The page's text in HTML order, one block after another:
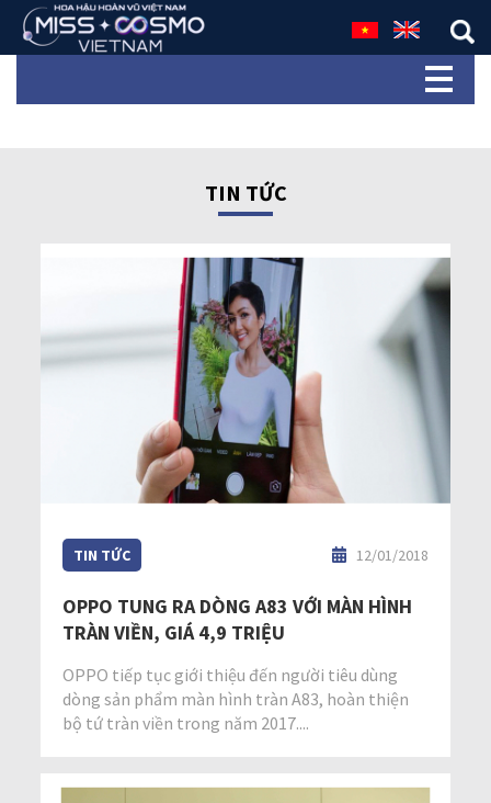
TIN TỨC
TIN TỨC 12/01/2018
OPPO TUNG RA DÒNG A83 VỚI MÀN HÌNH
TRÀN VIỀN, GIÁ 4,9 TRIỆU
OPPO tiếp tục giới thiệu đến người tiêu dùng
dòng sản phẩm màn hình tràn A83, hoàn thiện
bộ tứ tràn viền trong năm 2017....